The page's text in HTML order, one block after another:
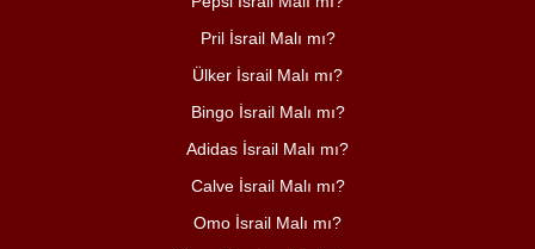
Pril İsrail Malı mı?
Ülker İsrail Malı mı?
Bingo İsrail Malı mı?
Adidas İsrail Malı mı?
Calve İsrail Malı mı?
Omo İsrail Malı mı?